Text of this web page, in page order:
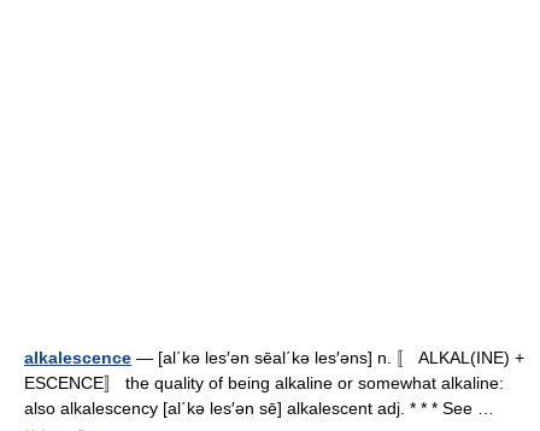
alkalescence — [al΄kə les′ən sēal΄kə les′əns] n. 〚 ALKAL(INE) +
ESCENCE〛 the quality of being alkaline or somewhat alkaline:
also alkalescency [al΄kə les′ən sē] alkalescent adj. * * * See …